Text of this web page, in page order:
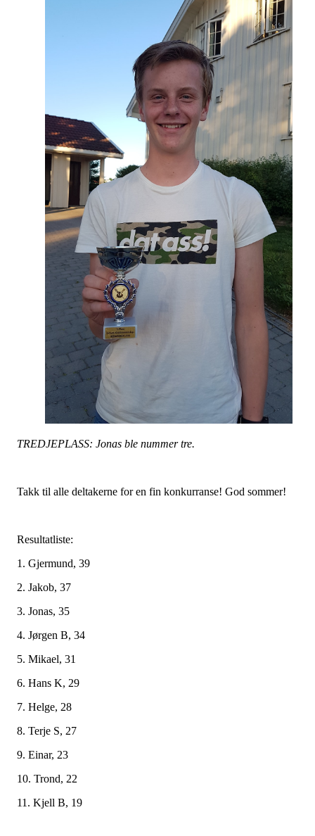
TREDJEPLASS: Jonas ble nummer tre.
Takk til alle deltakerne for en fin konkurranse! God sommer!
Resultatliste:
1. Gjermund, 39
2. Jakob, 37
3. Jonas, 35
4. Jørgen B, 34
5. Mikael, 31
6. Hans K, 29
7. Helge, 28
8. Terje S, 27
9. Einar, 23
10. Trond, 22
11. Kjell B, 19